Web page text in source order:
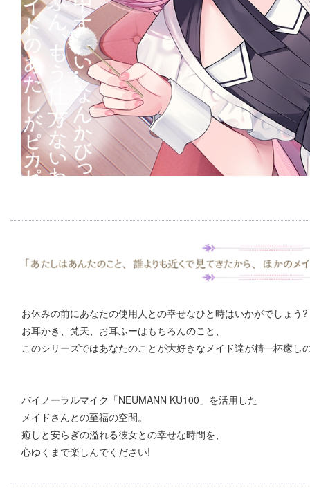
お休みの前にあなたの使用人との幸せなひと時はいかがでしょう?
お耳かき、梵天、お耳ふーはもちろんのこと、
このシリーズではあなたのことが大好きなメイド達が精一杯癒し
バイノーラルマイク「NEUMANN KU100」を活用した
メイドさんとの至福の空間。
癒しと安らぎの溢れる彼女との幸せな時間を、
心ゆくまで楽しんでください!